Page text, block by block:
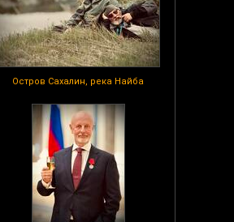
Остров Сахалин, река Найба